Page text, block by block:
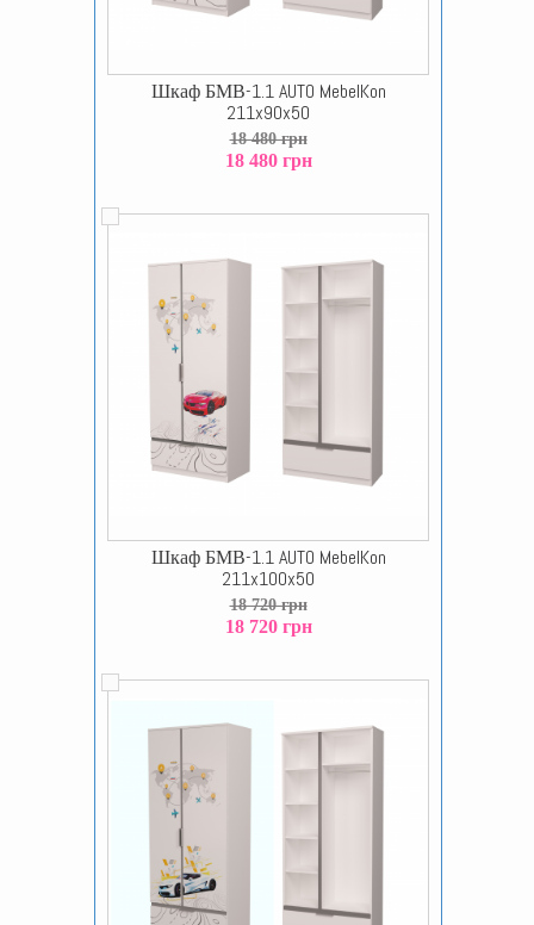
Шкаф БМВ-1.1 AUTO MebelKon
211x90x50
18 480 грн
18 480 грн
Шкаф БМВ-1.1 AUTO MebelKon
211x100x50
18 720 грн
18 720 грн